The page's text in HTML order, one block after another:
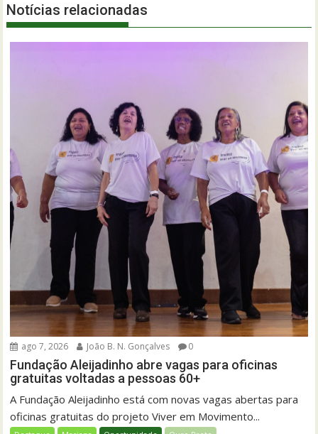
Notícias relacionadas
ago 7, 2026 João B. N. Gonçalves 0
Fundação Aleijadinho abre vagas para oficinas
gratuitas voltadas a pessoas 60+
A Fundação Aleijadinho está com novas vagas abertas para
oficinas gratuitas do projeto Viver em Movimento...